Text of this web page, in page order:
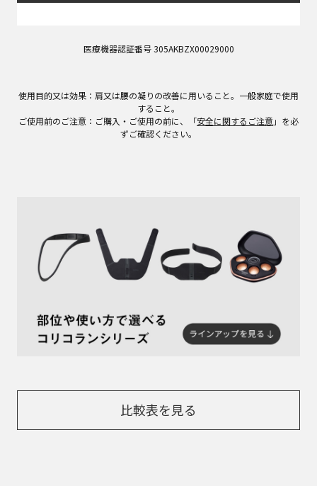
医療機器認証番号 305AKBZX00029000
使用目的又は効果：肩又は腰の凝りの改善に用いること。一般家庭で使用
すること。
ご使用前のご注意：ご購入・ご使用の前に、「安全に関するご注意」を必
ずご確認ください。
比較表を見る